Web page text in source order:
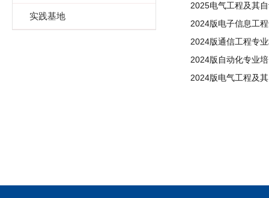
实践基地
2025电气工程及其
2024版电子信息工
2024版通信工程专
2024版自动化专业
2024版电气工程及